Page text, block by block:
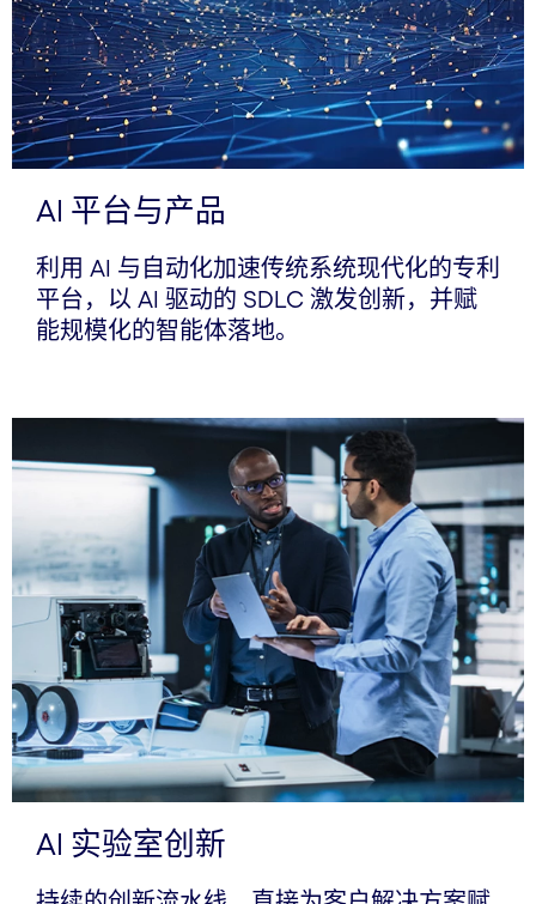
AI 平台与产品
利用 AI 与自动化加速传统系统现代化的专利
平台，以 AI 驱动的 SDLC 激发创新，并赋
能规模化的智能体落地。
AI 实验室创新